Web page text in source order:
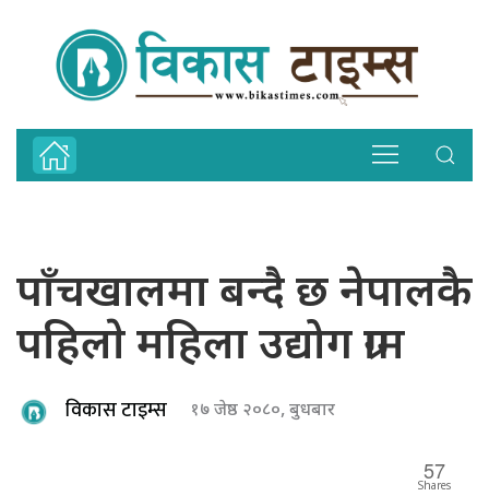
पाँचखालमा बन्दै छ नेपालकै
पहिलाे महिला उद्योग ग्राम
विकास टाइम्स १७ जेष्ठ २०८०, बुधबार
57
Shares